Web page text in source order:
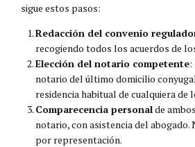
sigue estos pasos:
Redacción del convenio
recogiendo todos los acuerdos de
Elección del notario competente:
notario del último domicilio
residencia habitual de cualquiera de
Comparecencia personalde
notario, con asistencia del abogado.
por representación.